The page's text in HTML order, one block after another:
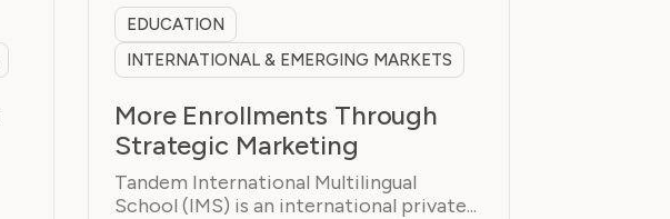
EDUCATION
INTERNATIONAL & EMERGING MARKETS
More Enrollments Through
Strategic Marketing
Tandem International Multilingual
School (IMS) is an international private...